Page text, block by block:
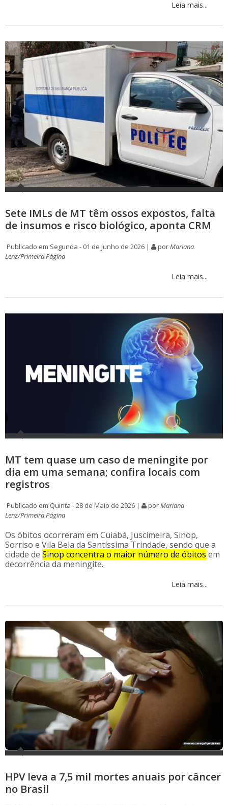
Leia mais...
Sete IMLs de MT têm ossos expostos, falta
de insumos e risco biológico, aponta CRM
Publicado em Segunda - 01 de Junho de 2026 | porMariana
Lenz/Primeira Página
Leia mais...
MT tem quase um caso de meningite por
dia em uma semana; confira locais com
registros
Publicado em Quinta - 28 de Maio de 2026 | porMariana
Lenz/Primeira Página
Os óbitos ocorreram em Cuiabá, Juscimeira, Sinop,
Sorriso e Vila Bela da Santíssima Trindade, sendo que a
cidade de Sinop concentra o maior número de óbitos em
decorrência da meningite.
Leia mais...
HPV leva a 7,5 mil mortes anuais por câncer
no Brasil